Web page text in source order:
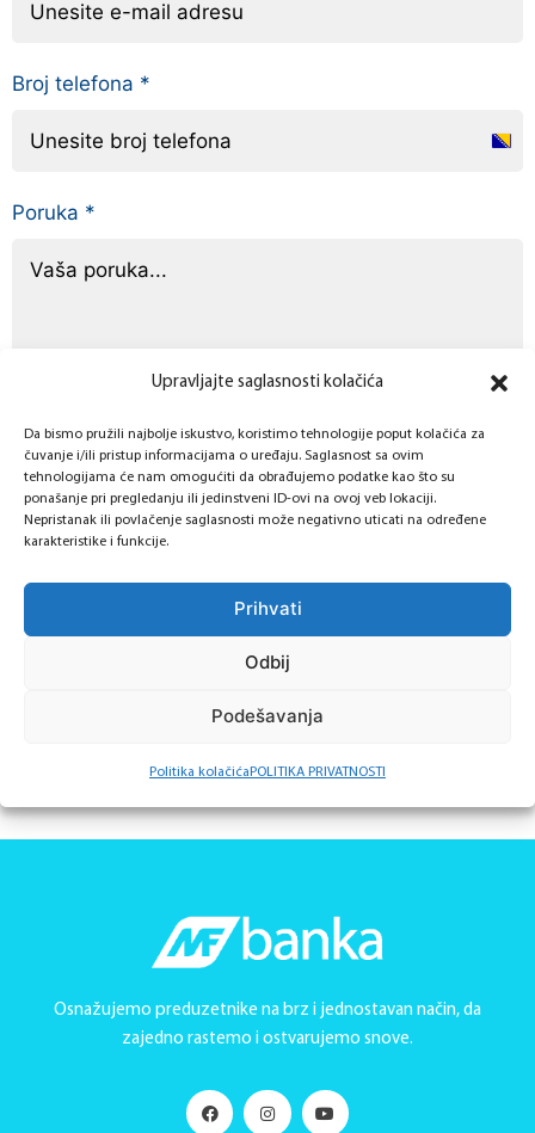
Upravljajte saglasnosti kolačića
Da bismo pružili najbolje iskustvo, koristimo tehnologije poput kolačića za
čuvanje i/ili pristup informacijama o uređaju. Saglasnost sa ovim
tehnologijama će nam omogućiti da obrađujemo podatke kao što su
ponašanje pri pregledanju ili jedinstveni ID-ovi na ovoj veb lokaciji.
Nepristanak ili povlačenje saglasnosti može negativno uticati na određene
karakteristike i funkcije.
Prihvati
Odbij
Podešavanja
Politika kolačićaPOLITIKA PRIVATNOSTI
Broj telefona *
B
H
o
8
Poruka *
Prihvatanje politike privatnosti i kolačića
Pošalji
Osnažujemo preduzetnike na brz i jednostavan način, da
zajedno rastemo i ostvarujemo snove.